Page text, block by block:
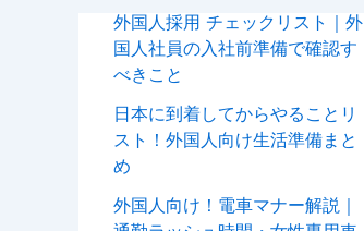
外国人採用 チェックリスト｜外
国人社員の入社前準備で確認す
べきこと
日本に到着してからやることリ
スト！外国人向け生活準備まと
め
外国人向け！電車マナー解説｜